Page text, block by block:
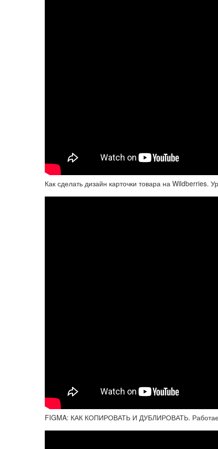
Как сделать дизайн карточки товара на Wildberries.
FIGMA: КАК КОПИРОВАТЬ И ДУБЛИРОВАТЬ.